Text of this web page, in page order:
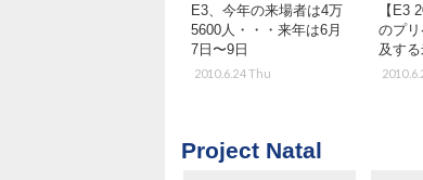
E3、今年の来場者は4万
5600人・・・来年は6月
7日〜9日
2010.6.24 Thu
【E3
のプ
及す
Project Natal